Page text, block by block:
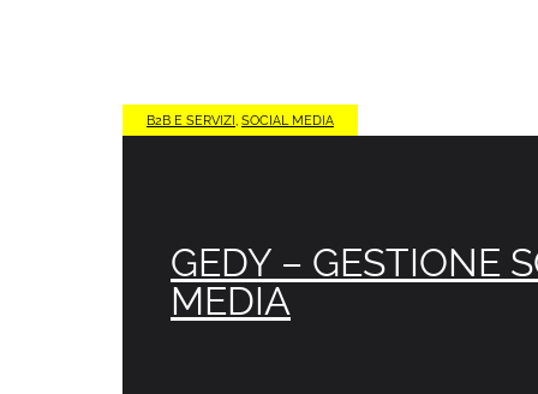
B2B E SERVIZI, SOCIAL MEDIA
GEDY – GESTIONE
MEDIA